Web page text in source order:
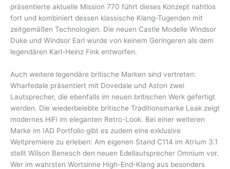
präsentierte aktuelle Mission 770 führt dieses Konzept nahtlos
fort und kombiniert dessen klassische Klang-Tugenden mit
zeitgemäßen Technologien. Die neuen Castle Modelle Windsor
Duke und Windsor Earl wurde von keinem Geringeren als dem
legendären Karl-Heinz Fink entworfen.
Auch weitere legendäre britische Marken sind vertreten:
Wharfedale präsentiert mit Dovedale und Aston zwei
Lautsprecher, die ebenfalls im neuen britischen Werk gefertigt
werden. Die wiederbelebte britische Traditionsmarke Leak zeigt
modernes HiFi im eleganten Retro-Look. Bei einer weiteren
Marke im IAD Portfolio gibt es zudem eine exklusive
Weltpremiere zu erleben: Am eigenen Stand C114 im Atrium 3.1
stellt Wilson Benesch den neuen Edellautsprecher Omnium vor.
Wer im wahrsten Wortsinne High-End-Klang aus besonders